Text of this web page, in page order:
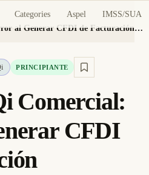
Categories Aspel IMSS/SUA
CONTPAQi Comercial: Error al Generar CFDI de Facturación Electrónica
PRINCIPIANTE
Comercial:
CFDI